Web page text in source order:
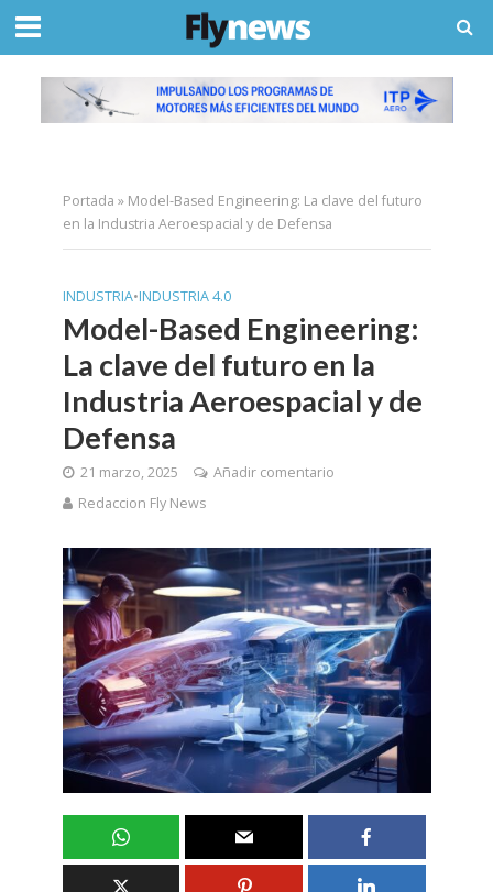
Portada » Model-Based Engineering: La clave del futuro
en la Industria Aeroespacial y de Defensa
INDUSTRIA•INDUSTRIA 4.0
Model-Based Engineering:
La clave del futuro en la
Industria Aeroespacial y de
Defensa
21 marzo, 2025
Añadir comentario
Redaccion Fly News